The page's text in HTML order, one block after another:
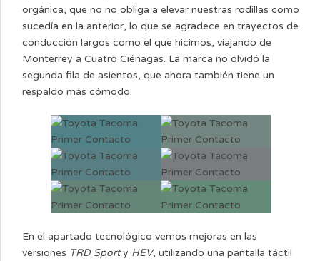
orgánica, que no no obliga a elevar nuestras rodillas como
sucedía en la anterior, lo que se agradece en trayectos de
conducción largos como el que hicimos, viajando de
Monterrey a Cuatro Ciénagas. La marca no olvidó la
segunda fila de asientos, que ahora también tiene un
respaldo más cómodo.
En el apartado tecnológico vemos mejoras en las
versiones TRD Sporty HEV, utilizando una pantalla táctil